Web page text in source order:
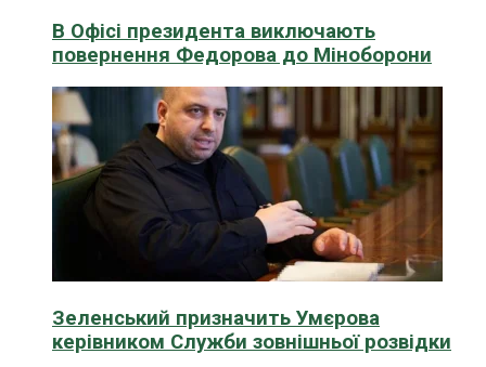
В Офісі президента виключають
повернення Федорова до Міноборони
Зеленський призначить Умєрова
керівником Служби зовнішньої розвідки